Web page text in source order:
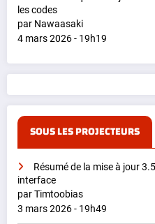
les codes
par Nawaasaki
4 mars 2026 - 19h19
SOUS LES PROJECTEURS
Résumé de la mise à jour
interface
par Timtoobias
3 mars 2026 - 19h49